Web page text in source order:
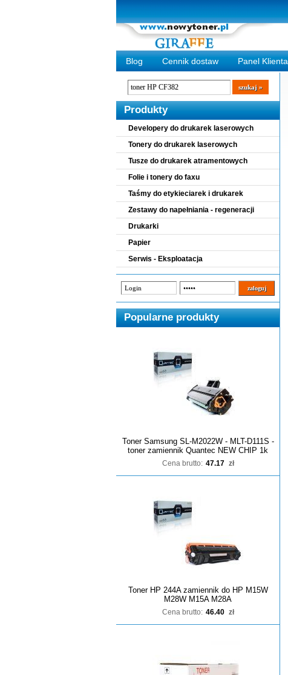
Blog Cennik dostaw Panel Klienta
Wyszukiwarka
szukaj
Produkty
Developery do drukarek laserowych
Tonery do drukarek laserowych
Tusze do drukarek atramentowych
Folie i tonery do faxu
Taśmy do etykieciarek i drukarek
Zestawy do napełniania - regeneracji
Drukarki
Papier
Serwis - Eksploatacja
Popularne produkty
Toner Samsung SL-M2022W - MLT-D111S -
toner zamiennik Quantec NEW CHIP 1k
Cena brutto: 47.17 zł
Toner HP 244A zamiennik do HP M15W
M28W M15A M28A
Cena brutto: 46.40 zł